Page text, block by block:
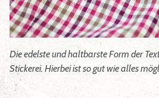
Die edelste und haltbarste Form der
Stickerei. Hierbei ist so gut wie alles